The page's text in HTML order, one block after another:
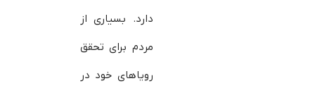
دارد. بسیاری از
مردم برای تحقق
رویاهای خود در